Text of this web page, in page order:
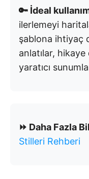
🔑 İdeal
ilerlemeyi
şablona ihtiyaç
anlatılar,
yaratıcı
⏩ Daha Fazla
Stilleri Rehberi